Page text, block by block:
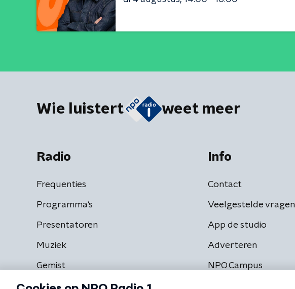
Wie luistert weet meer
Radio
Frequenties
Programma's
Presentatoren
Muziek
Gemist
Info
Contact
Veelgestelde vragen
App de studio
Adverteren
NPO Campus